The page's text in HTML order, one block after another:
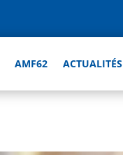
AMF62 ACTUALITÉS